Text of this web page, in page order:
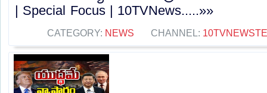
| Special Focus | 10TVNews.....»»
CATEGORY: NEWS CHANNEL: